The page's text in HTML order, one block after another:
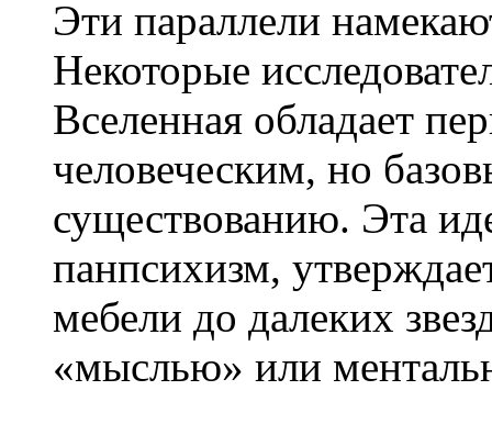
Эти параллели
Некоторые
Вселенная обладает
человеческим, но
существованию. Эта
панпсихизм,
мебели до далеких
«мыслью» или